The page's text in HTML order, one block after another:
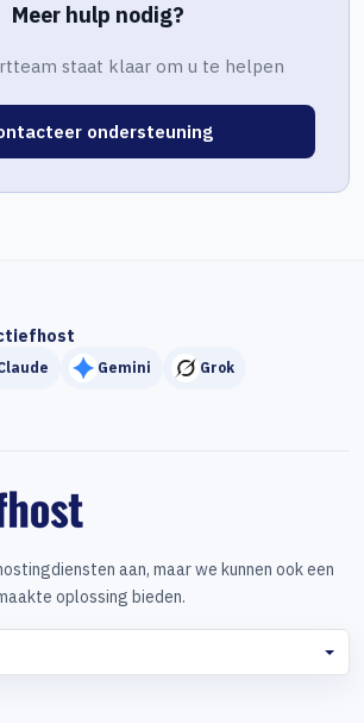
Meer hulp nodig?
staat klaar om u te helpen
ondersteuning
Gemini Grok
aan, maar we kunnen ook een
oplossing bieden.